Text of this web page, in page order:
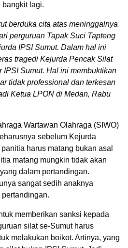
bangkit lagi.
berduka cita atas meninggalnya
perguruan Tapak Suci Tapteng
IPSI Sumut. Dalam hal ini
tragedi Kejurda Pencak Silat
IPSI Sumut. Hal ini membuktikan
tidak professional dan terkesan
Ketua LPON di Medan, Rabu
Wartawan Olahraga (SIWO)
sebelum Kejurda
harus matang bukan asal
matang mungkin tidak akan
dalam pertandingan.
sangat sedih anaknya
memberikan sanksi kepada
silat se-Sumut harus
melakukan boikot. Artinya, yang